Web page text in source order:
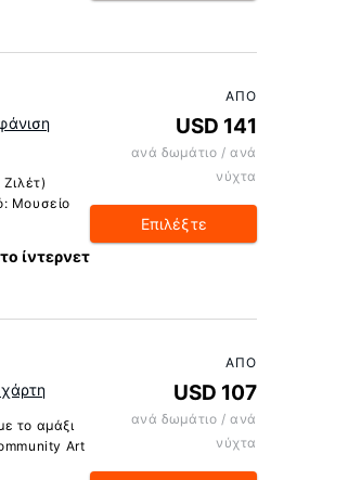
Μουσείο
ίντερνετ
ΑΠΌ
USD 141
ανά δωμάτιο / ανά
νύχτα
Επιλέξτε
το αμάξι
Art
ΑΠΌ
USD 107
ανά δωμάτιο / ανά
νύχτα